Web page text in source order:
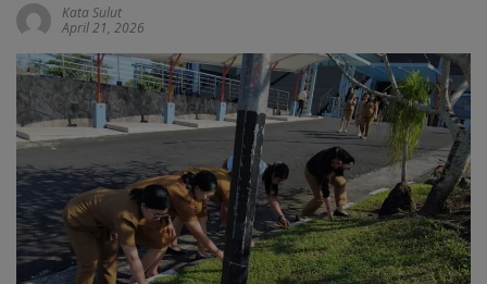
Kata Sulut
April 21, 2026